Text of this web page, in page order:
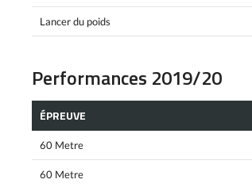
Lancer du poids
Performances 2019/20
ÉPREUVE
60 Metre
60 Metre